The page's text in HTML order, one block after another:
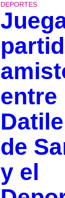
DEPORTES
entre
de
y el